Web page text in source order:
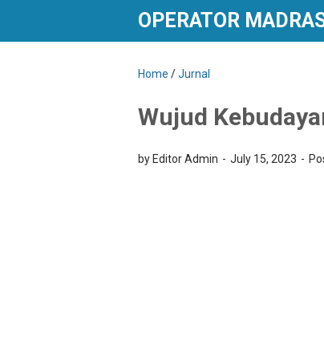
OPERATOR
Home /Jurnal
Wujud
by Editor Admin July 15, 2023